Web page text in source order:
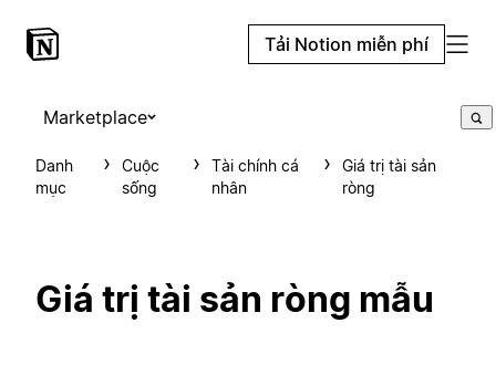
Tải Notion miễn phí
Marketplace
Danh
mục
Cuộc
sống
Tài chính cá
nhân
Giá trị tài sản
ròng
Giá trị tài sản ròng mẫu